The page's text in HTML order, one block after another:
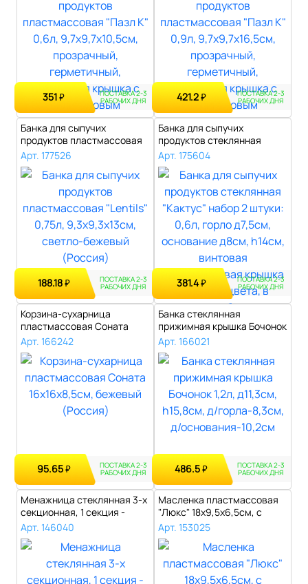
351₽ ПОСТАВКА 2-3
РАБОЧИХ ДНЯ 421.2₽ ПОСТАВКА 2-3
РАБОЧИХ ДНЯ
Банка для сыпучих
продуктов пластмассовая
"Lentils" 0,7..
Арт. 177526
188.18₽ ПОСТАВКА 2-3
РАБОЧИХ ДНЯ
Банка для сыпучих
продуктов стеклянная
"Кактус" набор 2..
Арт. 175604
381.4₽ ПОСТАВКА 2-3
РАБОЧИХ ДНЯ
Корзина-сухарница
пластмассовая Соната
16х16х8,5см, беж..
Арт. 166242
95.65₽ ПОСТАВКА 2-3
РАБОЧИХ ДНЯ
Банка стеклянная
прижимная крышка Бочонок
1,2л, д11,3см..
Арт. 166021
486.5₽ ПОСТАВКА 2-3
РАБОЧИХ ДНЯ
Менажница стеклянная 3-х
секционная, 1 секция -
250мл 8..
Арт. 146040
Масленка пластмассовая
"Люкс" 18x9,5x6,5см, с
крепление..
Арт. 153025